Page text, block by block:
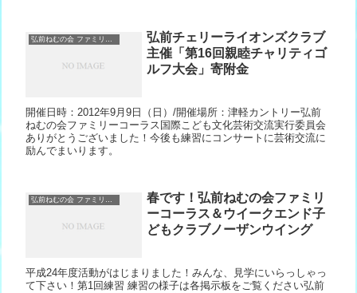
弘前ねむの会 ファミリーコーラス＆ノーザンウィング
弘前チェリーライオンズクラブ
主催「第16回親睦チャリティゴ
ルフ大会」寄附金
開催日時：2012年9月9日（日）/開催場所：津軽カントリー弘前
ねむの会ファミリーコーラス国際こども文化芸術交流実行委員会
ありがとうございました！今後も練習にコンサートに芸術交流に
励んでまいります。
弘前ねむの会 ファミリーコーラス＆ノーザンウィング
春です！弘前ねむの会ファミリ
ーコーラス＆ウイークエンド子
どもクラブノーザンウイング
平成24年度活動がはじまりました！みんな、見学にいらっしゃっ
て下さい！第1回練習 練習の様子は各掲示板をご覧ください弘前